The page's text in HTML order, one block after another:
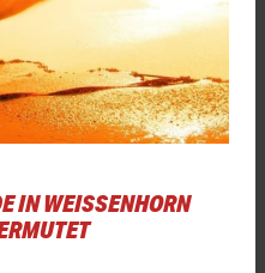
IN WEISSENHORN B
B